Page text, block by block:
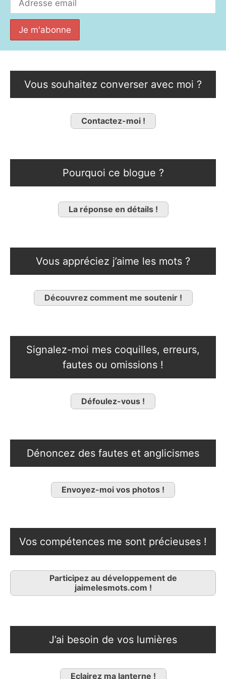
Vous souhaitez converser avec moi ?
Contactez-moi !
Pourquoi ce blogue ?
La réponse en détails !
Vous appréciez j’aime les mots ?
Découvrez comment me soutenir !
Signalez-moi mes coquilles, erreurs,
fautes ou omissions !
Défoulez-vous !
Dénoncez des fautes et anglicismes
Envoyez-moi vos photos !
Vos compétences me sont précieuses !
Participez au développement de
jaimelesmots.com !
J’ai besoin de vos lumières
Eclairez ma lanterne !